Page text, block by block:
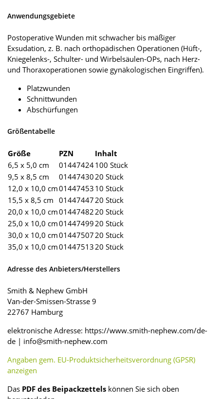
Anwendungsgebiete
Postoperative Wunden mit schwacher bis mäßiger
Exsudation, z. B. nach orthopädischen Operationen (Hüft-,
Kniegelenks-, Schulter- und Wirbelsäulen-OPs, nach Herz-
und Thoraxoperationen sowie gynäkologischen Eingriffen).
Platzwunden
Schnittwunden
Abschürfungen
Größentabelle
Größe PZN
Inhalt
6,5 x 5,0 cm
01447424100 Stück
9,5 x 8,5 cm
0144743020 Stück
12,0 x 10,0 cm01447453 10 Stück
15,5 x 8,5 cm 0144744720 Stück
20,0 x 10,0 cm0144748220 Stück
25,0 x 10,0 cm0144749920 Stück
30,0 x 10,0 cm0144750720 Stück
35,0 x 10,0 cm0144751320 Stück
Adresse des Anbieters/Herstellers
Smith & Nephew GmbH
Van-der-Smissen-Strasse 9
22767 Hamburg
elektronische Adresse: https://www.smith-nephew.com/de-
de | info@smith-nephew.com
Angaben gem. EU-Produktsicherheitsverordnung (GPSR)
anzeigen
Das PDF des Beipackzettels können Sie sich oben